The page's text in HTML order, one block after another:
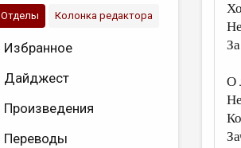
Отделы Колонка редактора
Избранное
Дайджест
Произведения
Переводы
О